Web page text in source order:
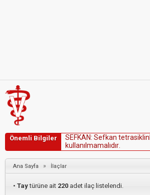
Önemli Bilgiler SEFKAN: Sefkan tetrasikin
ku anı mama ıdır
Ana Sayfa » İlaçlar
• Taytürüne ait 220 adet ilaç listelendi.